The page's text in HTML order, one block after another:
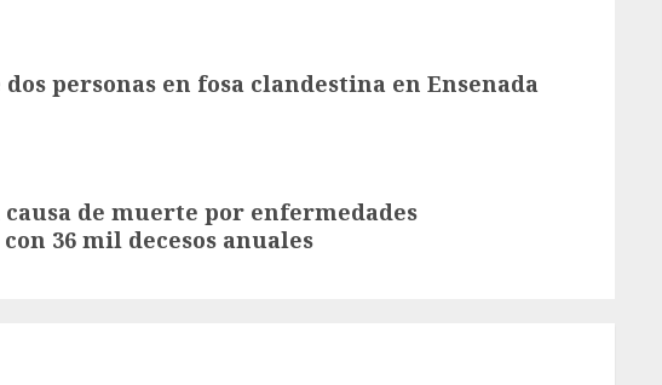
personas en fosa clandestina en Ensenada
de muerte por enfermedades
36 mil decesos anuales